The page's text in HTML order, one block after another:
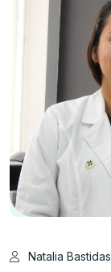
Natalia Bastidas